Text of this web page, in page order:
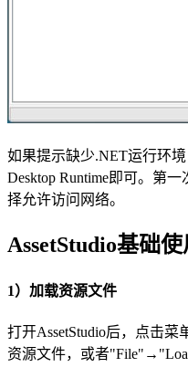
如果提示缺少.NET运行环
Desktop Runtime即可。第
择允许访问网络。
AssetStudio基础使
1）加载资源文件
打开AssetStudio后，点击
资源文件，或者